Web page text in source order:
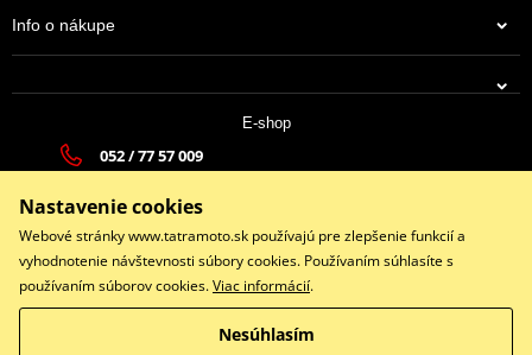
Info o nákupe
E-shop
052 / 77 57 009
Po - Pia 9:00-17:00 | So: 9:00-13:00 | Ne: Zatvorené
Facebook
Copyright © 2026 www.tatramoto.sk
Nastavenie cookies
Webové stránky www.tatramoto.sk používajú pre zlepšenie funkcií a
vyhodnotenie návštevnosti súbory cookies. Používaním súhlasíte s
používaním súborov cookies.Viac informácií.
Nesúhlasím